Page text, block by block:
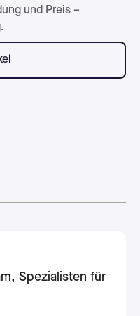
und Preis –
Spezialisten für